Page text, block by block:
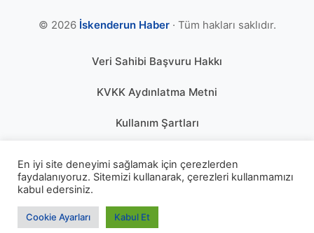
© 2026 İskenderun Haber· Tüm hakları saklıdır.
Veri Sahibi Başvuru Hakkı
KVKK Aydınlatma Metni
Kullanım Şartları
Çerez Politikası
KÜNYE
En iyi site deneyimi sağlamak için çerezlerden
faydalanıyoruz. Sitemizi kullanarak, çerezleri kullanmamızı
kabul edersiniz.
Cookie Ayarları Kabul Et